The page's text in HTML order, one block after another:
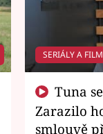
SERIÁLY A
Zarazilo
smlouvě